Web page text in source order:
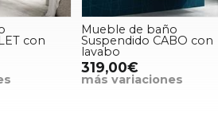
con
Mueble de baño
Suspendido CABO con
lavabo
319,00€
más variaciones